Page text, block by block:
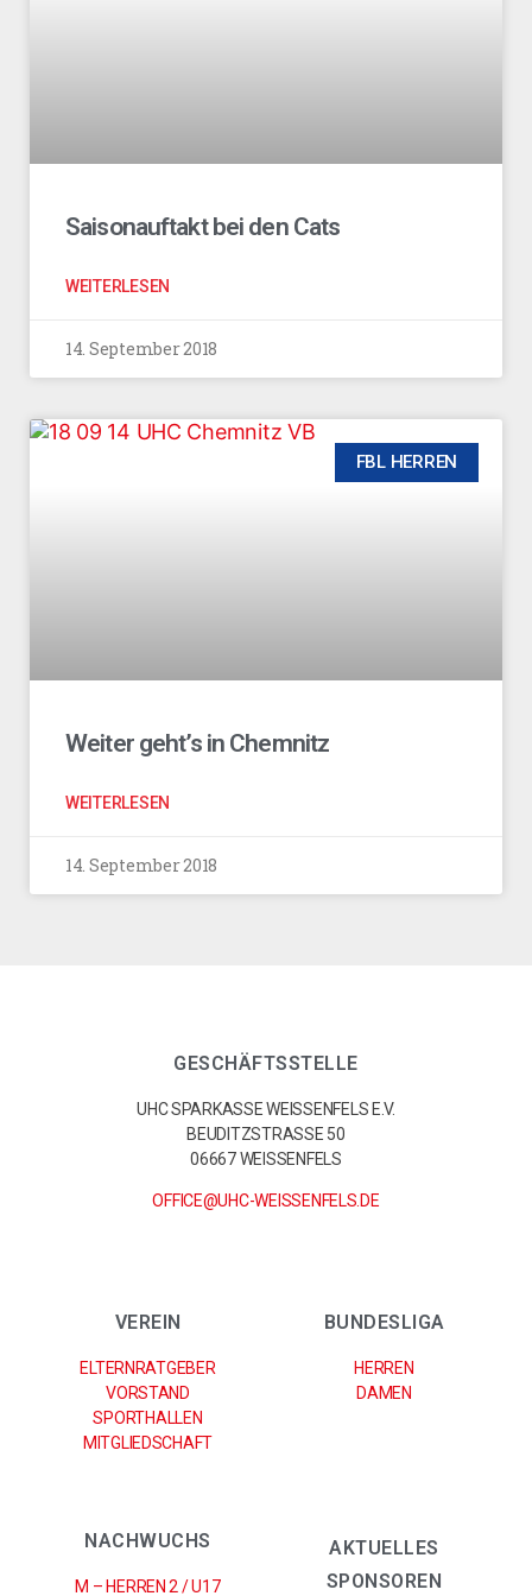
Saisonauftakt bei den Cats
WEITERLESEN
14. September 2018
FBL HERREN
Weiter geht’s in Chemnitz
WEITERLESEN
14. September 2018
GESCHÄFTSSTELLE
UHC SPARKASSE WEISSENFELS E.V.
BEUDITZSTRASSE 50
06667 WEISSENFELS
OFFICE@UHC-WEISSENFELS.DE
VEREIN
ELTERNRATGEBER
VORSTAND
SPORTHALLEN
MITGLIEDSCHAFT
BUNDESLIGA
HERREN
DAMEN
NACHWUCHS
M – HERREN 2 / U17
AKTUELLES
SPONSOREN